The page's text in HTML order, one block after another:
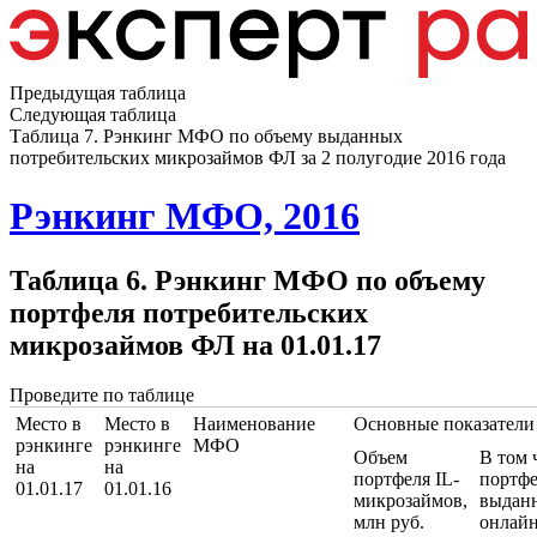
Предыдущая таблица
Следующая таблица
Таблица 7. Рэнкинг МФО по объему выданных
потребительских микрозаймов ФЛ за 2 полугодие 2016 года
Рэнкинг МФО, 2016
Таблица 6. Рэнкинг МФО по объему
портфеля потребительских
микрозаймов ФЛ на 01.01.17
Проведите по таблице
Место в
рэнкинге
на
01.01.17
Место в
рэнкинге
на
01.01.16
Наименование
МФО
Основные
Объем
портфеля IL-
микрозаймов,
млн руб.
В том